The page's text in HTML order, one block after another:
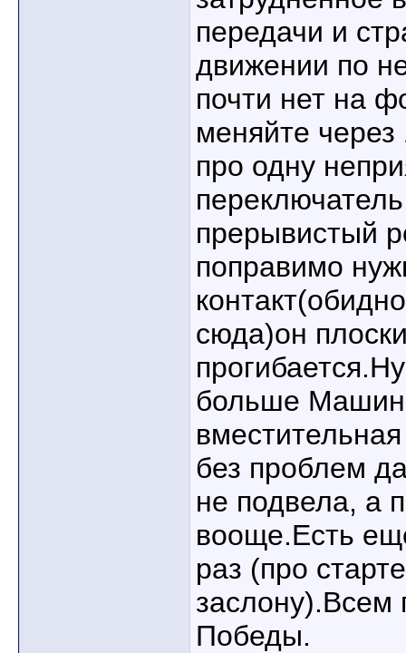
передачи и
движении по
почти нет на
меняйте
про одну
прерывистый
поправимо
сюда)он
больше
без проблем
не подвела, а
вооще.Есть
раз (про
заслону).Всем
Победы.